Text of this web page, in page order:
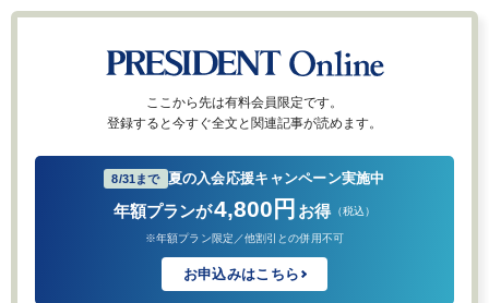
ここから先は有料会員限定です。
登録すると今すぐ全文と関連記事が読めます。
8/31まで 夏の入会応援キャンペーン実施中
年額プランが4,800円 お得 （税込）
※年額プラン限定／他割引との併用不可
お申込みはこちら